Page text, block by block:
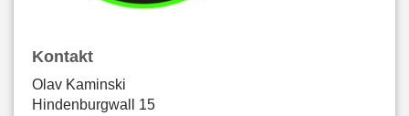
Kontakt
Olav Kaminski
Hindenburgwall 15